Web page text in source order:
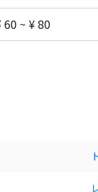
60 ~ ¥ 80